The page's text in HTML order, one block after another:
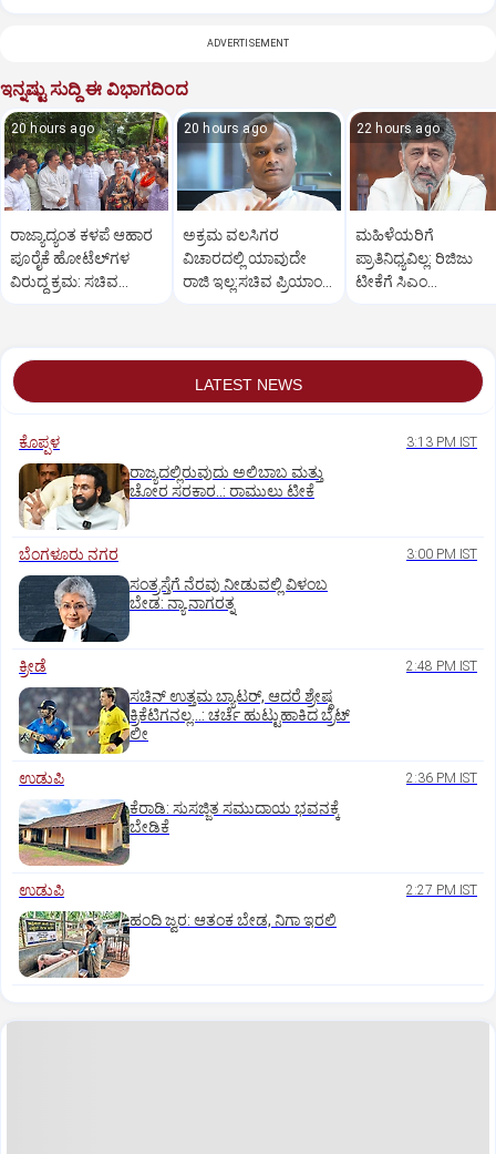
ADVERTISEMENT
ಇನ್ನಷ್ಟು ಸುದ್ದಿ ಈ ವಿಭಾಗದಿಂದ
20 hours ago
ರಾಜ್ಯಾದ್ಯಂತ ಕಳಪೆ ಆಹಾರ
ಪೂರೈಕೆ ಹೋಟೆಲ್‌ಗಳ
ವಿರುದ್ಧ ಕ್ರಮ: ಸಚಿವ
20 hours ago
ಅಕ್ರಮ ವಲಸಿಗರ
ವಿಚಾರದಲ್ಲಿ ಯಾವುದೇ
ರಾಜಿ ಇಲ್ಲ:ಸಚಿವ ಪ್ರಿಯಾಂಕ್
22 hours ago
ಮಹಿಳೆಯರಿಗೆ
ಪ್ರಾತಿನಿಧ್ಯವಿಲ್ಲ: ರಿಜಿಜು
ಟೀಕೆಗೆ ಸಿಎಂ
LATEST NEWS
ಕೊಪ್ಪಳ 3:13 PM IST
ರಾಜ್ಯದಲ್ಲಿರುವುದು ಅಲಿಬಾಬ ಮತ್ತು
ಚೋರ ಸರಕಾರ..: ರಾಮುಲು ಟೀಕೆ
ಬೆಂಗಳೂರು ನಗರ 3:00 PM IST
ಸಂತ್ರಸ್ತೆಗೆ ನೆರವು ನೀಡುವಲ್ಲಿ ವಿಳಂಬ
ಬೇಡ: ನ್ಯಾ.ನಾಗರತ್ನ
ಕ್ರೀಡೆ 2:48 PM IST
ಸಚಿನ್‌ ಉತ್ತಮ ಬ್ಯಾಟರ್‌, ಆದರೆ ಶ್ರೇಷ್ಠ
ಕ್ರಿಕೆಟಿಗನಲ್ಲ…: ಚರ್ಚೆ ಹುಟ್ಟುಹಾಕಿದ ಬ್ರೆಟ್‌
ಲೀ
ಉಡುಪಿ 2:36 PM IST
ಕೆರಾಡಿ: ಸುಸಜ್ಜಿತ ಸಮುದಾಯ ಭವನಕ್ಕೆ
ಬೇಡಿಕೆ
ಉಡುಪಿ 2:27 PM IST
ಹಂದಿ ಜ್ವರ: ಆತಂಕ ಬೇಡ, ನಿಗಾ ಇರಲಿ